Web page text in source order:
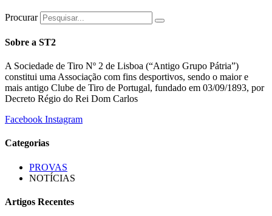
Procurar
Sobre a ST2
A Sociedade de Tiro Nº 2 de Lisboa (“Antigo Grupo Pátria”)
constitui uma Associação com fins desportivos, sendo o maior e
mais antigo Clube de Tiro de Portugal, fundado em 03/09/1893, por
Decreto Régio do Rei Dom Carlos
Facebook Instagram
Categorias
PROVAS
NOTÍCIAS
Artigos Recentes